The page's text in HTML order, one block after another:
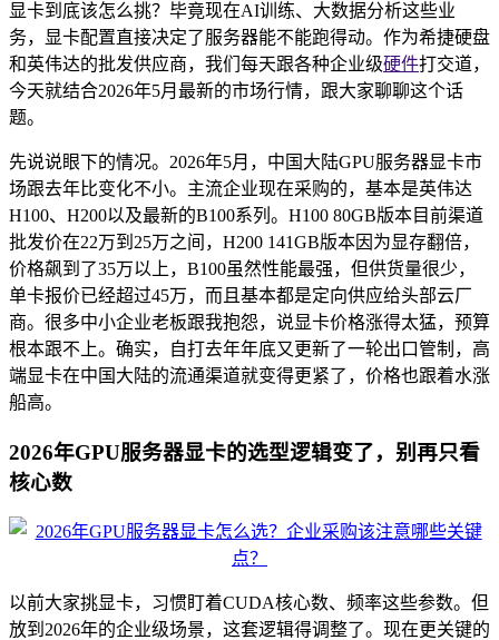
显卡到底该怎么挑？毕竟现在AI训练、大数据分析这些业
务，显卡配置直接决定了服务器能不能跑得动。作为希捷硬盘
和英伟达的批发供应商，我们每天跟各种企业级硬件打交道，
今天就结合2026年5月最新的市场行情，跟大家聊聊这个话
题。
先说说眼下的情况。2026年5月，中国大陆GPU服务器显卡市
场跟去年比变化不小。主流企业现在采购的，基本是英伟达
H100、H200以及最新的B100系列。H100 80GB版本目前渠道
批发价在22万到25万之间，H200 141GB版本因为显存翻倍，
价格飙到了35万以上，B100虽然性能最强，但供货量很少，
单卡报价已经超过45万，而且基本都是定向供应给头部云厂
商。很多中小企业老板跟我抱怨，说显卡价格涨得太猛，预算
根本跟不上。确实，自打去年年底又更新了一轮出口管制，高
端显卡在中国大陆的流通渠道就变得更紧了，价格也跟着水涨
船高。
2026年GPU服务器显卡的选型逻辑变了，别再只看
核心数
以前大家挑显卡，习惯盯着CUDA核心数、频率这些参数。但
放到2026年的企业级场景，这套逻辑得调整了。现在更关键的